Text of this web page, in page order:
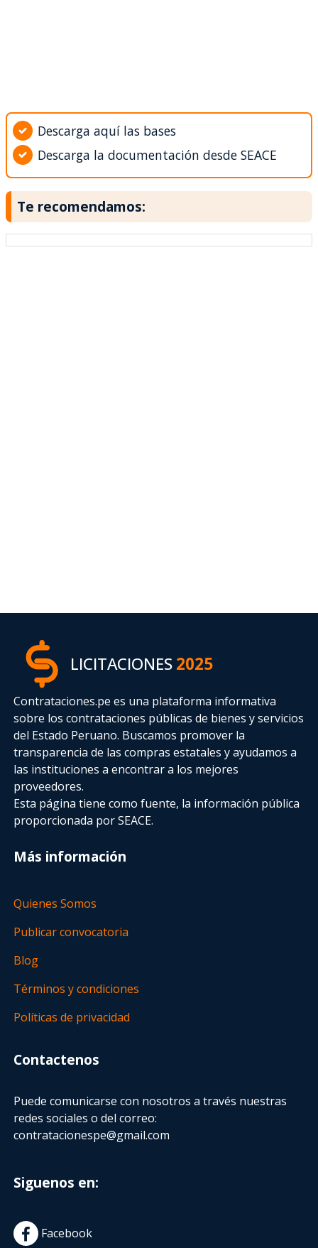
Descarga aquí las bases
Descarga la documentación desde SEACE
Te recomendamos:
LICITACIONES2025
Contrataciones.pe es una plataforma informativa
sobre los contrataciones públicas de bienes y servicios
del Estado Peruano. Buscamos promover la
transparencia de las compras estatalesy ayudamos a
las instituciones a encontrar a los mejores
proveedores.
Esta página tiene como fuente, la información pública
proporcionada por SEACE.
Más información
Quienes Somos
Publicar convocatoria
Blog
Términos y condiciones
Políticas de privacidad
Contactenos
Puede comunicarse con nosotros a través nuestras
redes sociales o del correo:
contratacionespe@gmail.com
Siguenos en:
Facebook